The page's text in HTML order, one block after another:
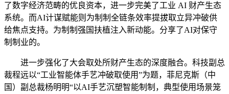
了数字经济范畴的优良资本，进一步完美了工业 AI 财产生态
系统。而AI计谋赋能则为制制全链条效率提拔取立异冲破供
给焦点支持。为制制强国扶植注入新动能。分享了AI对保守
制制业的。
进一步强化了大会取处所财产生态的深度融合。科技副总
裁程远以“工业智能体手艺冲破取使用”为题，菲尼克斯（中
国）副总裁杨明明“以AI手艺沉塑智能制制，典型使用场景笼